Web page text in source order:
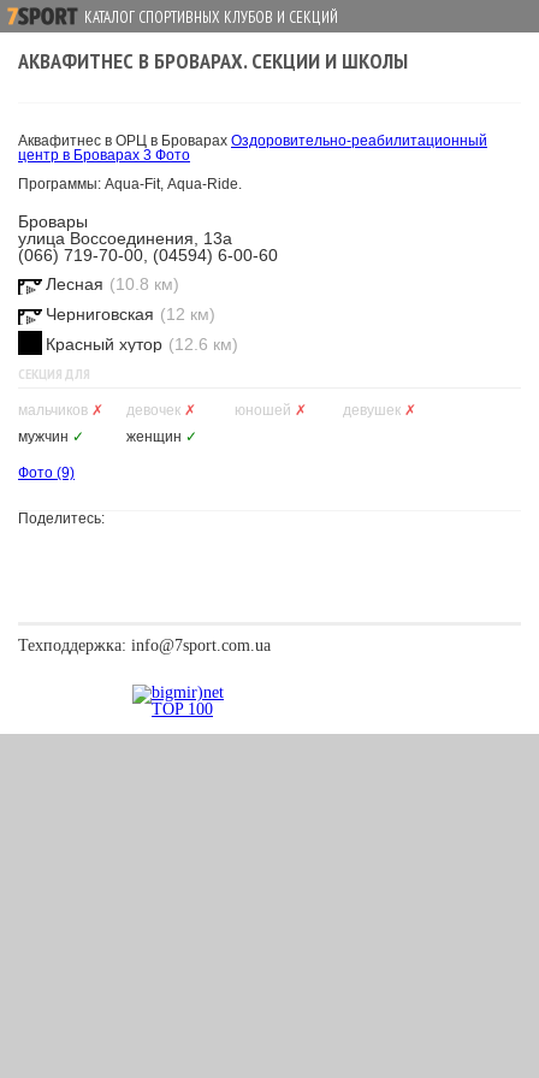
КАТАЛОГ СПОРТИВНЫХ КЛУБОВ И СЕКЦИЙ
АКВАФИТНЕС В БРОВАРАХ. СЕКЦИИ И ШКОЛЫ
Аквафитнес в ОРЦ в Броварах Оздоровительно-реабилитационный
центр в Броварах 3 Фото
Программы: Aqua-Fit, Aqua-Ride.
Бровары
улица Воссоединения, 13а
(066) 719-70-00, (04594) 6-00-60
Лесная (10.8 км)
Черниговская (12 км)
Красный хутор (12.6 км)
СЕКЦИЯ ДЛЯ
мальчиков ✗ девочек ✗ юношей ✗ девушек ✗
мужчин ✓ женщин ✓
Фото (9)
Поделитесь:
Техподдержка: info@7sport.com.ua